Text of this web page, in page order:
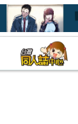
集倉庫